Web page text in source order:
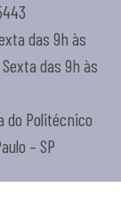
das 9h às
das 9h às
do Politécnico
– SP